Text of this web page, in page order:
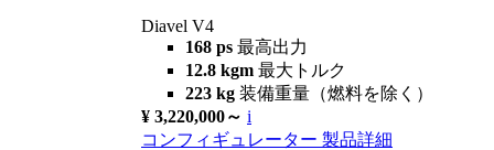
Diavel V4
168 ps 最高出力
12.8 kgm 最大トルク
223 kg 装備重量（燃料を除く）
¥ 3,220,000～ i
コンフィギュレーター 製品詳細